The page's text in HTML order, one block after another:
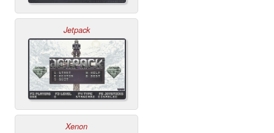
Jetpack
Xenon